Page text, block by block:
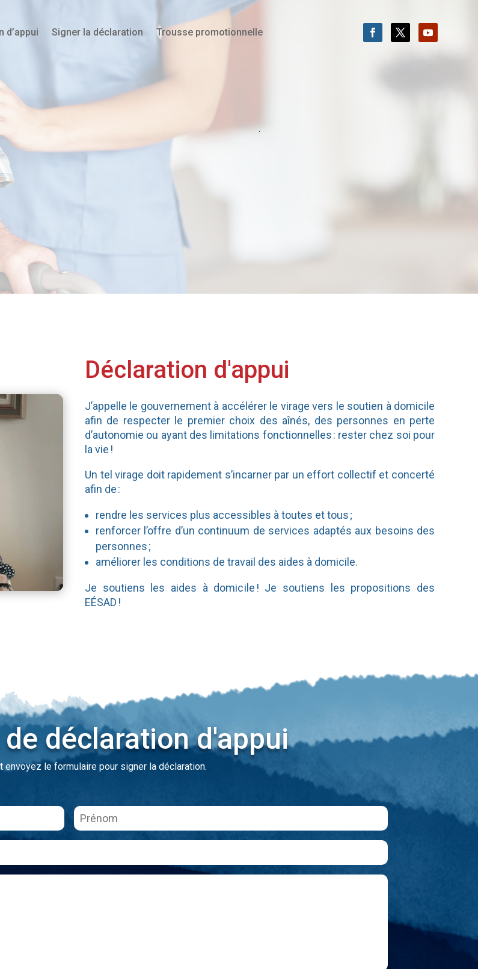
d’appui Signer la déclaration Trousse promotionnelle
Déclaration d'appui
J’appelle le gouvernement à accélérer le virage vers le soutien à domicile
afin de respecter le premier choix des aînés, des personnes en perte
d’autonomie ou ayant des limitations fonctionnelles : rester chez soi pour
la vie !
Un tel virage doit rapidement s’incarner par un effort collectif et concerté
afin de :
rendre les services plus accessibles à toutes et tous ;
renforcer l’offre d’un continuum de services adaptés aux besoins des
personnes ;
améliorer les conditions de travail des aides à domicile.
Je soutiens les aides à domicile ! Je soutiens les propositions des
EÉSAD !
déclaration d'appui
envoyez le formulaire pour signer la déclaration.
Prénom *